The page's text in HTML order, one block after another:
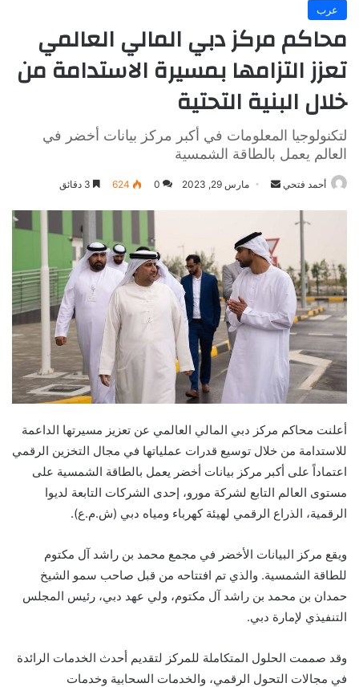
عرب
محاكم مركز دبي المالي العالمي
تعزز التزامها بمسيرة الاستدامة من
خلال البنية التحتية
لتكنولوجيا المعلومات في أكبر مركز بيانات أخضر في
العالم يعمل بالطاقة الشمسية
أحمد فتحي
أرسل مارس 29, 2023 0
624
أعلنت محاكم مركز دبي المالي العالمي عن تعزيز مسيرتها الداعمة
للاستدامة من خلال توسيع قدرات عملياتها في مجال التخزين الرقمي
اعتماداً على أكبر مركز بيانات أخضر يعمل بالطاقة الشمسية على
مستوى العالم التابع لشركة مورو، إحدى الشركات التابعة لديوا
الرقمية، الذراع الرقمي لهيئة كهرباء ومياه دبي (ش.م.ع).
ويقع مركز البيانات الأخضر في مجمع محمد بن راشد آل مكتوم
للطاقة الشمسية. والذي تم افتتاحه من قبل صاحب سمو الشيخ
حمدان بن محمد بن راشد آل مكتوم، ولي عهد دبي، رئيس المجلس
التنفيذي لإمارة دبي.
وقد صممت الحلول المتكاملة للمركز لتقديم أحدث الخدمات الرائدة
في مجالات التحول الرقمي، والخدمات السحابية وخدمات